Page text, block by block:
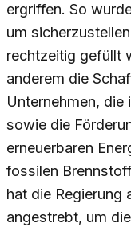
ergriffen. So
um
rechtzeitig gefüllt
anderem die
Unternehmen, die
sowie die
erneuerbaren
fossilen
hat die Regierung
angestrebt, um